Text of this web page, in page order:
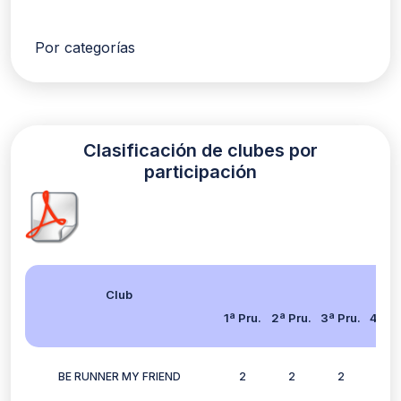
Por categorías
Clasificación de clubes por
participación
Club
1ª Pru.
2ª Pru. 3ª Pru. 4ª
BE RUNNER MY FRIEND 2 2 2